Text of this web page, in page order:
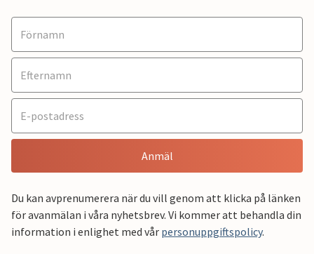
Anmäl
Du kan avprenumerera när du vill genom att klicka på länken
för avanmälan i våra nyhetsbrev. Vi kommer att behandla din
information i enlighet med vår personuppgiftspolicy.